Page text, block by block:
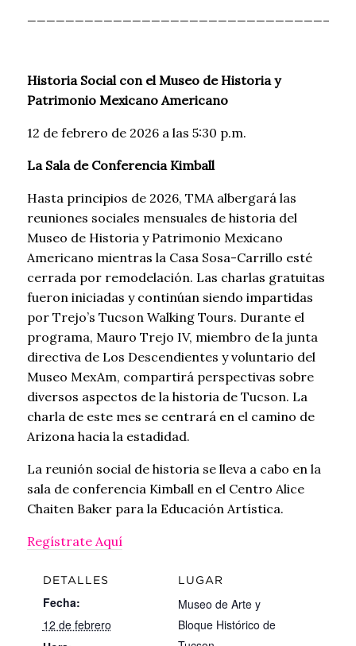
Historia Social con el Museo de Historia y
Patrimonio Mexicano Americano
12 de febrero de 2026 a las 5:30 p.m.
La Sala de Conferencia Kimball
Hasta principios de 2026, TMA albergará las
reuniones sociales mensuales de historia del
Museo de Historia y Patrimonio Mexicano
Americano mientras la Casa Sosa-Carrillo esté
cerrada por remodelación. Las charlas gratuitas
fueron iniciadas y continúan siendo impartidas
por Trejo’s Tucson Walking Tours. Durante el
programa, Mauro Trejo IV, miembro de la junta
directiva de Los Descendientes y voluntario del
Museo MexAm, compartirá perspectivas sobre
diversos aspectos de la historia de Tucson. La
charla de este mes se centrará en el camino de
Arizona hacia la estadidad.
La reunión social de historia se lleva a cabo en la
sala de conferencia Kimball en el Centro Alice
Chaiten Baker para la Educación Artística.
Regístrate Aquí
DETALLES
Fecha:
12 de febrero
LUGAR
Museo de Arte y
Bloque Histórico de